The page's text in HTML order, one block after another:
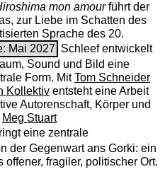
mon amourführt der
zur Liebe im Schatten des
Sprache des 20.
Mai 2027 Schleef entwickelt
Sound und Bild eine
Form. MitTom Schneider
Kollektiventsteht eine Arbeit
Autorenschaft, Körper und
Meg Stuart
eine zentrale
der Gegenwart ans Gorki: ein
offener, fragiler, politischer Ort.